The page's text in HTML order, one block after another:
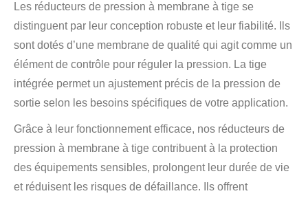
Les réducteurs de pression à membrane à tige se
distinguent par leur conception robuste et leur fiabilité. Ils
sont dotés d’une membrane de qualité qui agit comme un
élément de contrôle pour réguler la pression. La tige
intégrée permet un ajustement précis de la pression de
sortie selon les besoins spécifiques de votre application.
Grâce à leur fonctionnement efficace, nos réducteurs de
pression à membrane à tige contribuent à la protection
des équipements sensibles, prolongent leur durée de vie
et réduisent les risques de défaillance. Ils offrent